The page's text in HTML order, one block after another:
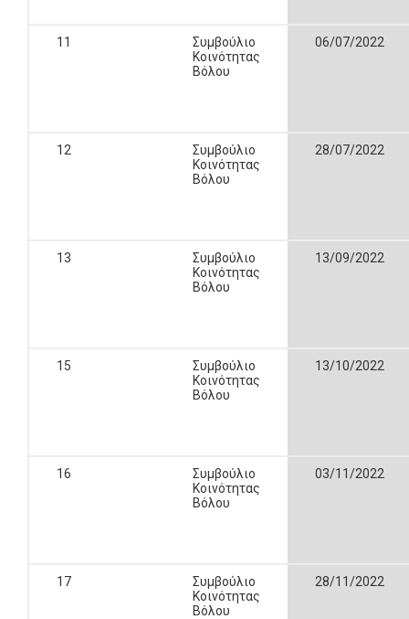
11
Συμβούλιο
Κοινότητας
Βόλου
06/07/2022
12
Συμβούλιο
Κοινότητας
Βόλου
28/07/2022
13
Συμβούλιο
Κοινότητας
Βόλου
13/09/2022
15
Συμβούλιο
Κοινότητας
Βόλου
13/10/2022
16
Συμβούλιο
Κοινότητας
Βόλου
03/11/2022
17
Συμβούλιο
Κοινότητας
Βόλου
28/11/2022